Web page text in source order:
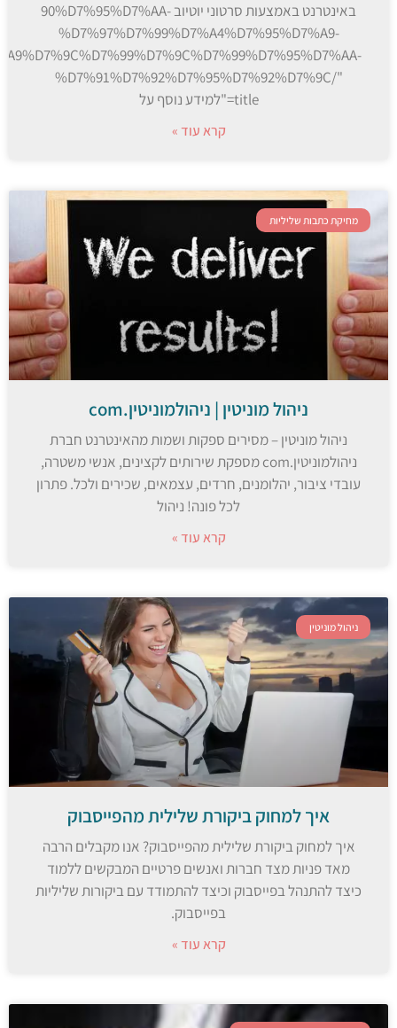
באינטרנט באמצעות סרטוני יוטיוב 90%D7%95%D7%AA-
%D7%97%D7%99%D7%A4%D7%95%D7%A9-
%D7%91%D7%92%D7%95%D7%92%D7%9C/"
title="למידע נוסף על
קרא עוד »
מחיקת כתבות שליליות
ניהול מוניטין | ניהולמוניטין.com
ניהול מוניטין – מסירים ספקות ושמות מהאינטרנט חברת
ניהולמוניטין.com מספקת שירותים לקצינים, אנשי משטרה,
עובדי ציבור, יהלומנים, חרדים, עצמאים, שכירים ולכל. פתרון
לכל פונה! ניהול
קרא עוד »
ניהול מוניטין
איך למחוק ביקורת שלילית מהפייסבוק
איך למחוק ביקורת שלילית מהפייסבוק? אנו מקבלים הרבה
מאד פניות מצד חברות ואנשים פרטיים המבקשים ללמוד
כיצד להתנהל בפייסבוק וכיצד להתמודד עם ביקורות שליליות
בפייסבוק.
קרא עוד »